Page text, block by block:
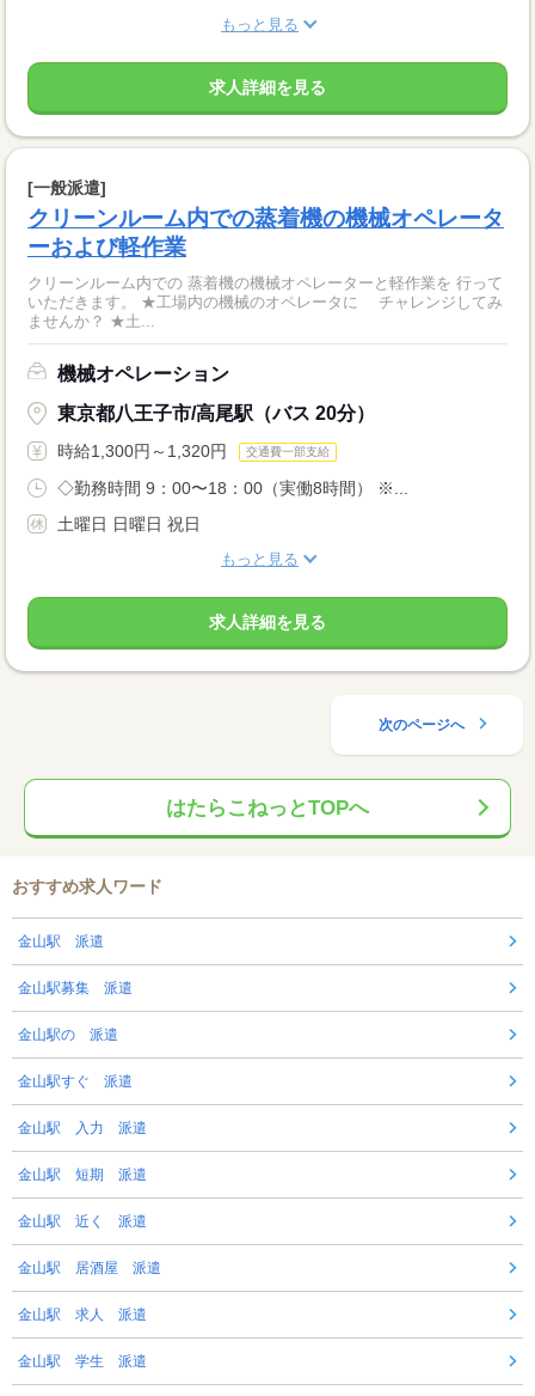
もっと見る
求人詳細を見る
[一般派遣]
クリーンルーム内での蒸着機の機械オペレータ
ーおよび軽作業
クリーンルーム内での 蒸着機の機械オペレーターと軽作業を 行って
いただきます。 ★工場内の機械のオペレータに チャレンジしてみ
ませんか？ ★土...
機械オペレーション
東京都八王子市/高尾駅（バス 20分）
時給1,300円～1,320円 交通費一部支給
◇勤務時間 9：00〜18：00（実働8時間） ※...
土曜日 日曜日 祝日
もっと見る
求人詳細を見る
次のページへ
はたらこねっとTOPへ
おすすめ求人ワード
金山駅 派遣
金山駅募集 派遣
金山駅の 派遣
金山駅すぐ 派遣
金山駅 入力 派遣
金山駅 短期 派遣
金山駅 近く 派遣
金山駅 居酒屋 派遣
金山駅 求人 派遣
金山駅 学生 派遣